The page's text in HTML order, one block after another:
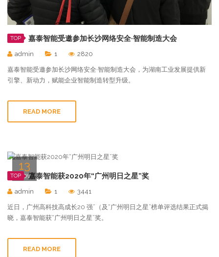
TOP 嘉泰智能受邀参加长沙网络安全·智能制造大会
admin 1 2820
嘉泰智能受邀参加长沙网络安全·智能制造大会，为湖南工业发展提供新
引擎、新动力，赋能企业智能制造转型升级。
READ MORE
13
NOV
TOP 嘉泰智能获2020年“广州明日之星”奖
admin 1 3441
近日，广州高科技高成长20 强”（及“广州明日之星”榜单评选结果正式揭
晓，嘉泰智能获“广州明日之星”奖。
READ MORE